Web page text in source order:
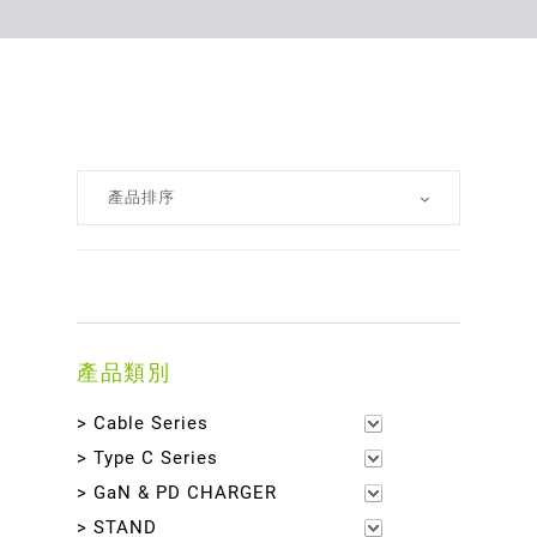
產品類別
> Cable Series
> Type C Series
> GaN & PD CHARGER
> STAND